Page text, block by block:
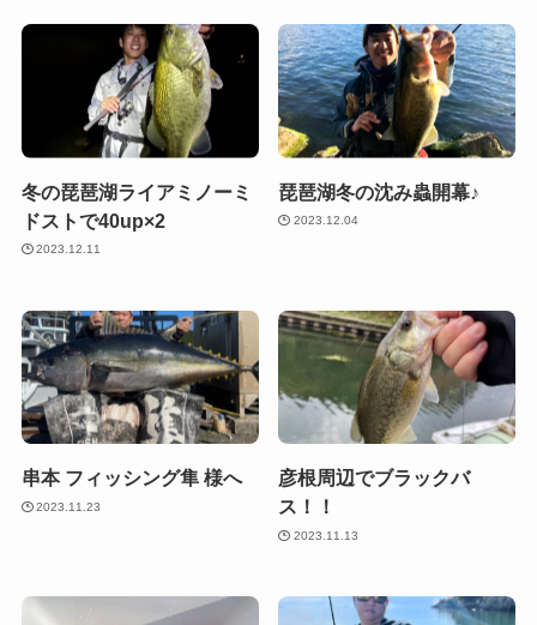
冬の琵琶湖ライアミノーミ
ドストで40up×2
2023.12.11
琵琶湖冬の沈み蟲開幕♪
2023.12.04
串本 フィッシング隼 様へ
2023.11.23
彦根周辺でブラックバ
ス！！
2023.11.13